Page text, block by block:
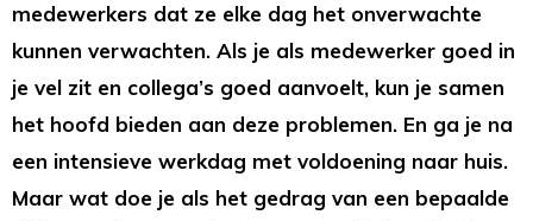
medewerkers dat ze elke dag het onverwachte
kunnen verwachten. Als je als medewerker goed in
je vel zit en collega’s goed aanvoelt, kun je samen
het hoofd bieden aan deze problemen. En ga je na
een intensieve werkdag met voldoening naar huis.
Maar wat doe je als het gedrag van een bepaalde